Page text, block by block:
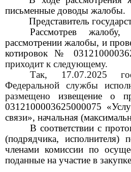
письменные доводы жалобы.
Представитель
Рассмотрев
рассмотрении жалобы, и
котировок №
приходит к следующему.
Так, 17.07.2025
Федеральнойслужбы
размещено извещение о
0312100003625000075
связи», начальная
В соответствии с
(подрядчика,
членами комиссии по
поданные на участие в